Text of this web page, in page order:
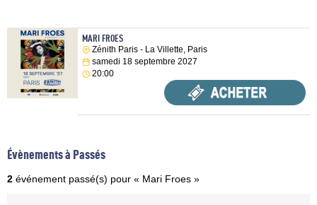
MARI FROES
Zénith Paris - La Villette, Paris
samedi 18 septembre 2027
20:00
Évènements à Passés
2 événement passé(s) pour « Mari Froes »